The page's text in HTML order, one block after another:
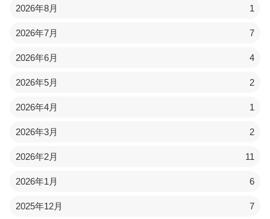
2026年8月 1
2026年7月 7
2026年6月 4
2026年5月 2
2026年4月 1
2026年3月 2
2026年2月 11
2026年1月 6
2025年12月 7